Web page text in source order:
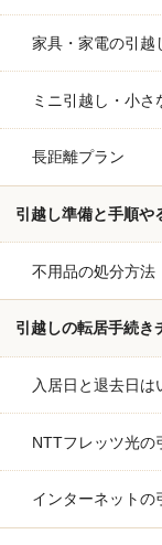
家具・家電の引越
ミニ引越し・小さ
長距離プラン
引越し準備と手順や
不用品の処分方法
引越しの転居手続き
入居日と退去日
NTTフレッツ光の
インターネットの